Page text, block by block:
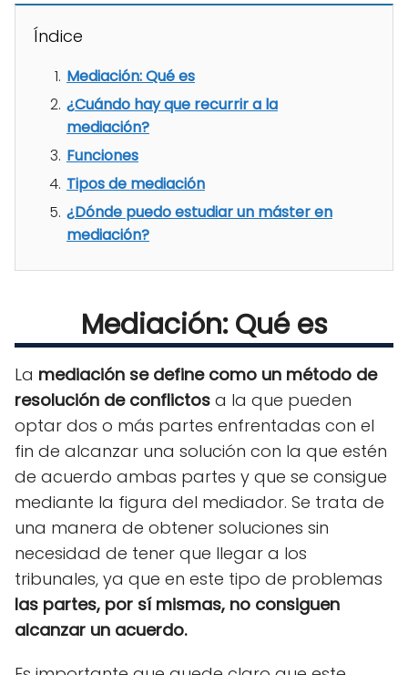
Índice
Mediación: Qué es
¿Cuándo hay que recurrir a la
mediación?
Funciones
Tipos de mediación
¿Dónde puedo estudiar un máster en
mediación?
Mediación: Qué es
La mediación se define como un método de
resolución de conflictos a la que pueden
optar dos o más partes enfrentadas con el
fin de alcanzar una solución con la que estén
de acuerdo ambas partes y que se consigue
mediante la figura del mediador. Se trata de
una manera de obtener soluciones sin
necesidad de tener que llegar a los
tribunales, ya que en este tipo de problemas
las partes, por sí mismas, no consiguen
alcanzar un acuerdo.